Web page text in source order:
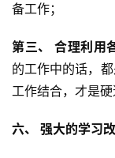
备工作；
第三、 合理利用
的工作中的话，
工作结合，才是硬
六、 强大的学习